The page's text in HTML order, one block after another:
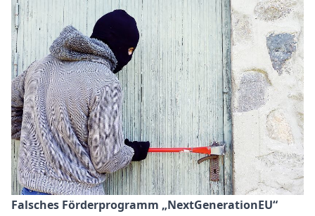
Falsches Förderprogramm „NextGenerationEU“